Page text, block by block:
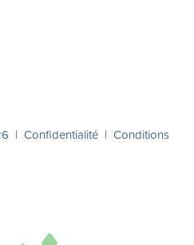
| Confidentialité | Conditions